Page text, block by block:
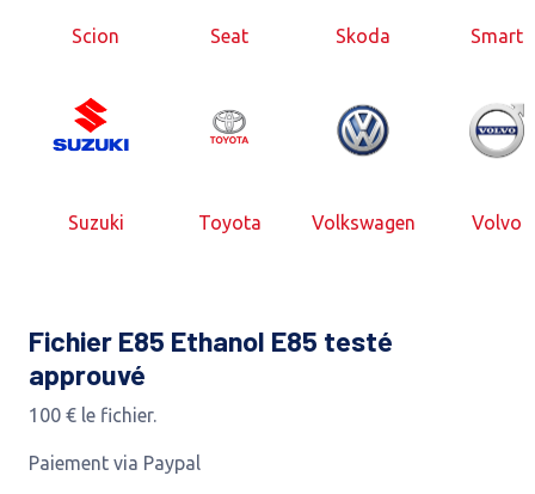
Scion Seat Skoda Smart
Suzuki Toyota Volkswagen Volvo
Fichier E85 Ethanol E85 testé
approuvé
100 € le fichier.
Paiement via Paypal